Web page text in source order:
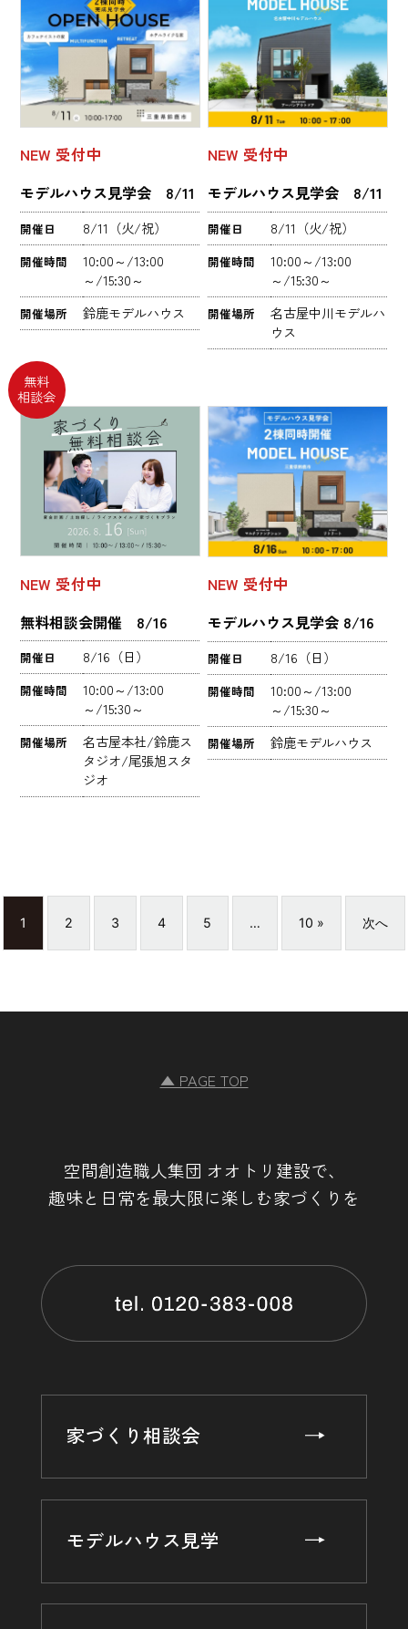
NEW 受付中
モデルハウス見学会 8/11
開催日 8/11（火/祝）
開催時間
10:00～/13:00
～/15:30～
開催場所 鈴鹿モデルハウス
NEW 受付中
モデルハウス見学会 8/11
開催日 8/11（火/祝）
開催時間
10:00～/13:00
～/15:30～
開催場所
名古屋中川モデルハ
ウス
無料
相談会
NEW 受付中
無料相談会開催 8/16
開催日 8/16（日）
開催時間
10:00～/13:00
～/15:30～
開催場所
名古屋本社/鈴鹿ス
タジオ/尾張旭スタ
ジオ
NEW 受付中
モデルハウス見学会 8/16
開催日 8/16（日）
開催時間
10:00～/13:00
～/15:30～
開催場所 鈴鹿モデルハウス
1 2 3 4 5 … 10 » 次へ
▲ PAGE TOP
空間創造職人集団 オオトリ建設で、
趣味と日常を最大限に楽しむ家づくりを
家づくり相談会
モデルハウス見学